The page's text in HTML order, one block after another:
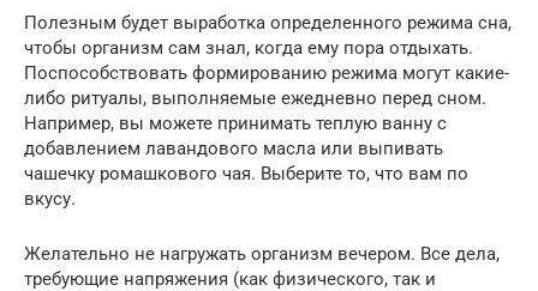
Полезным будет выработка определенного режима сна,
чтобы организм сам знал, когда ему пора отдыхать.
Поспособствовать формированию режима могут какие-
либо ритуалы, выполняемые ежедневно перед сном.
Например, вы можете принимать теплую ванну с
добавлением лавандового масла или выпивать
чашечку ромашкового чая. Выберите то, что вам по
вкусу.
Желательно не нагружать организм вечером. Все дела,
требующие напряжения (как физического, так и